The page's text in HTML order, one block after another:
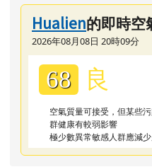
Hualien的即時空
2026年08月08日 20時09分
68 良
空氣質量可接受，但某些
群健康有較弱影響
極少數異常敏感人群應減